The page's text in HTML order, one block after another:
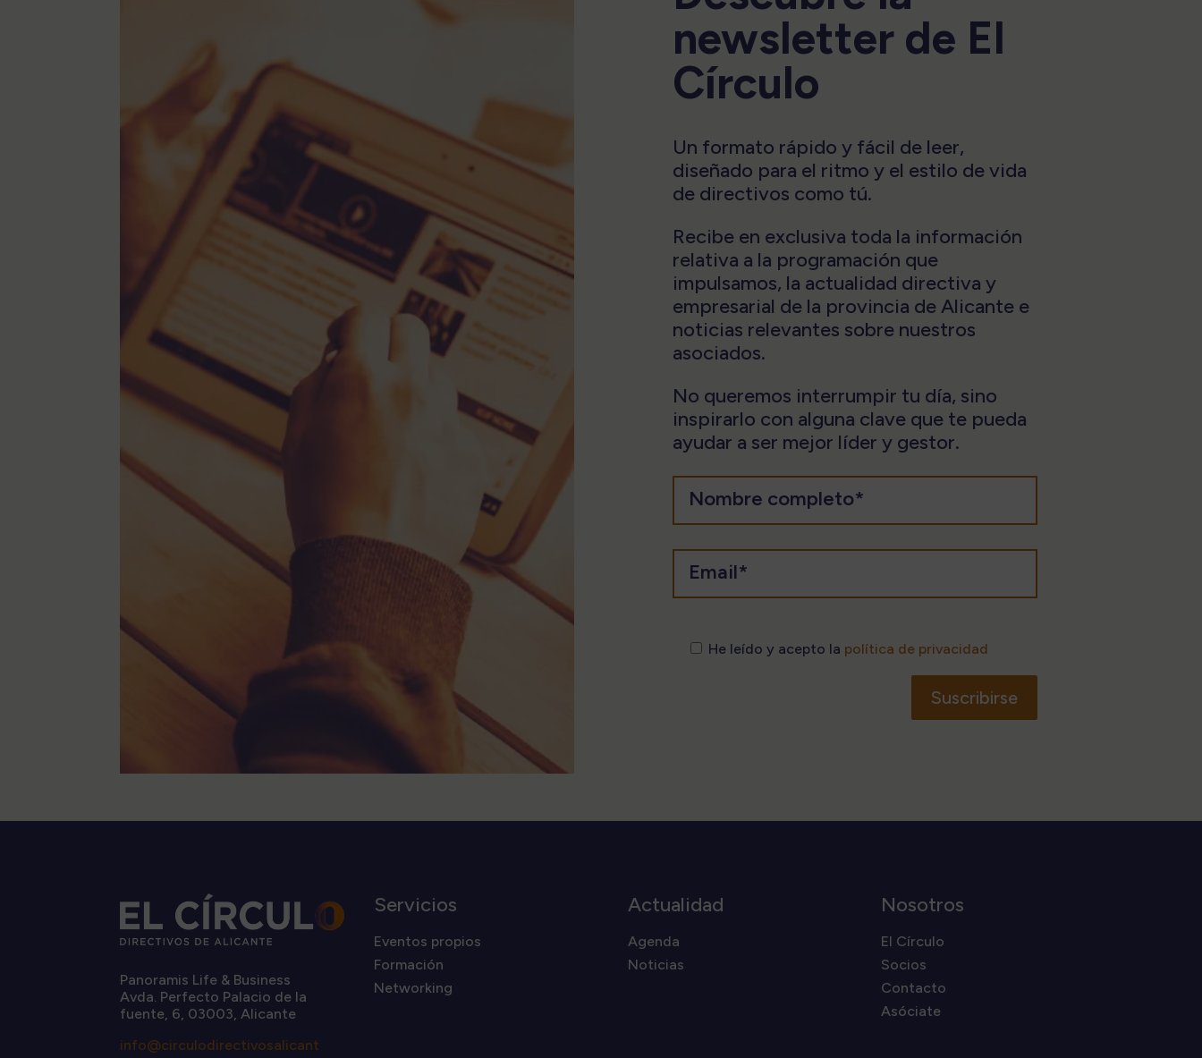
newsletter de El
Círculo
Un formato rápido y fácil de leer,
diseñado para el ritmo y el estilo de vida
de directivos como tú.
Recibe en exclusiva toda la información
relativa a la programación que
impulsamos, la actualidad directiva y
empresarial de la provincia de Alicante e
noticias relevantes sobre nuestros
asociados.
No queremos interrumpir tu día, sino
inspirarlo con alguna clave que te pueda
ayudar a ser mejor líder y gestor.
He leído y acepto la política de privacidad
Suscribirse
Panoramis Life & Business
Avda. Perfecto Palacio de la
fuente, 6, 03003, Alicante
info@circulodirectivosalicant
Servicios
Eventos propios
Formación
Networking
Actualidad
Agenda
Noticias
Nosotros
El Círculo
Socios
Contacto
Asóciate